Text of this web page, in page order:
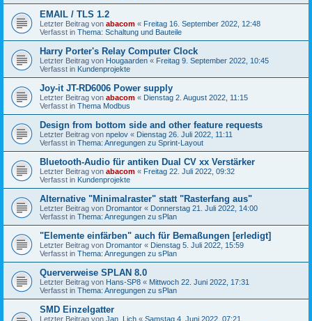
EMAIL / TLS 1.2
Letzter Beitrag von abacom « Freitag 16. September 2022, 12:48
Verfasst in Thema: Schaltung und Bauteile
Harry Porter's Relay Computer Clock
Letzter Beitrag von Hougaarden « Freitag 9. September 2022, 10:45
Verfasst in Kundenprojekte
Joy-it JT-RD6006 Power supply
Letzter Beitrag von abacom « Dienstag 2. August 2022, 11:15
Verfasst in Thema Modbus
Design from bottom side and other feature requests
Letzter Beitrag von npelov « Dienstag 26. Juli 2022, 11:11
Verfasst in Thema: Anregungen zu Sprint-Layout
Bluetooth-Audio für antiken Dual CV xx Verstärker
Letzter Beitrag von abacom « Freitag 22. Juli 2022, 09:32
Verfasst in Kundenprojekte
Alternative "Minimalraster" statt "Rasterfang aus"
Letzter Beitrag von Dromantor « Donnerstag 21. Juli 2022, 14:00
Verfasst in Thema: Anregungen zu sPlan
"Elemente einfärben" auch für Bemaßungen [erledigt]
Letzter Beitrag von Dromantor « Dienstag 5. Juli 2022, 15:59
Verfasst in Thema: Anregungen zu sPlan
Querverweise SPLAN 8.0
Letzter Beitrag von Hans-SP8 « Mittwoch 22. Juni 2022, 17:31
Verfasst in Thema: Anregungen zu sPlan
SMD Einzelgatter
Letzter Beitrag von Jan_Lich « Samstag 4. Juni 2022, 07:21